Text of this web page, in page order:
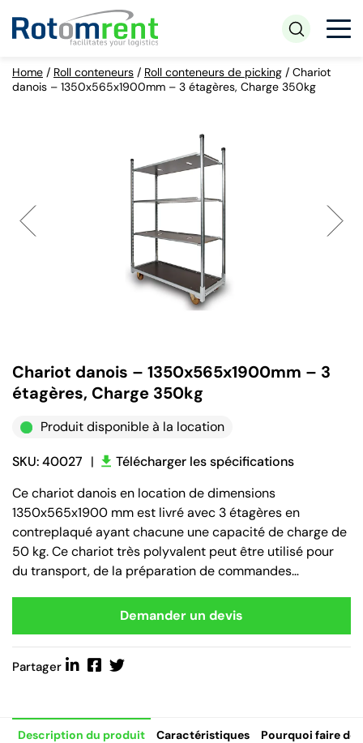
Home / Roll conteneurs / Roll conteneurs de picking / Chariot
danois – 1350x565x1900mm – 3 étagères, Charge 350kg
Chariot danois – 1350x565x1900mm – 3
étagères, Charge 350kg
Produit disponible à la location
SKU: 40027 |
Télécharger les spécifications
Ce chariot danois en location de dimensions
1350x565x1900 mm est livré avec 3 étagères en
contreplaqué ayant chacune une capacité de charge de
50 kg. Ce chariot très polyvalent peut être utilisé pour
du transport, de la préparation de commandes…
Demander un devis
Partager
Description du produit Caractéristiques Pourquoi faire de